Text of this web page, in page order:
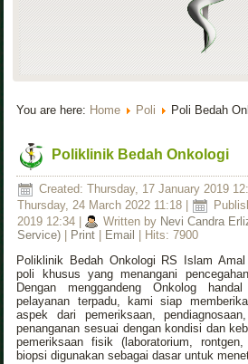
You are here: Home Poli Poli Bedah
Poliklinik Bedah Onkologi
Created: Thursday, 17 January 2019
Thursday, 24 March 2022 11:18
2019 12:34 | Written by Nevi Candra
Service)
Print Email
| Hits: 7900
Poliklinik Bedah Onkologi RS Islam
poli khusus yang menangani
Dengan menggandeng Onkolog
pelayanan terpadu, kami siap
aspek dari pemeriksaan,
penanganan sesuai dengan kondisi dan
pemeriksaan fisik (laboratorium,
biopsi digunakan sebagai dasar untuk